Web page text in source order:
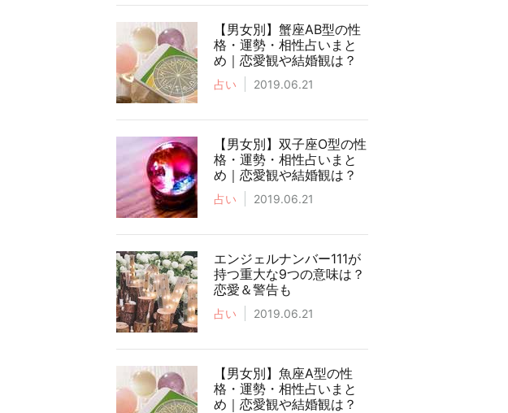
【男女別】蟹座AB型の性
格・運勢・相性占いまと
め｜恋愛観や結婚観は？
占い 2019.06.21
【男女別】双子座O型の性
格・運勢・相性占いまと
め｜恋愛観や結婚観は？
占い 2019.06.21
エンジェルナンバー111が
持つ重大な9つの意味は？
恋愛＆警告も
占い 2019.06.21
【男女別】魚座A型の性
格・運勢・相性占いまと
め｜恋愛観や結婚観は？